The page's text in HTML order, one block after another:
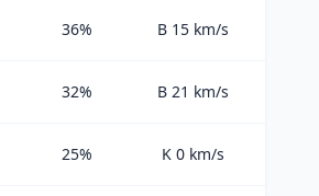
36% B 15 km/s
32% B 21 km/s
25% K 0 km/s